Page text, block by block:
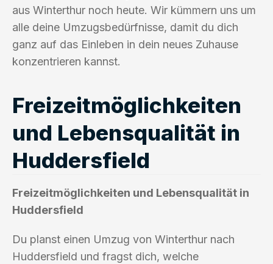
aus Winterthur noch heute. Wir kümmern uns um
alle deine Umzugsbedürfnisse, damit du dich
ganz auf das Einleben in dein neues Zuhause
konzentrieren kannst.
Freizeitmöglichkeiten
und Lebensqualität in
Huddersfield
Freizeitmöglichkeiten und Lebensqualität in
Huddersfield
Du planst einen Umzug von Winterthur nach
Huddersfield und fragst dich, welche